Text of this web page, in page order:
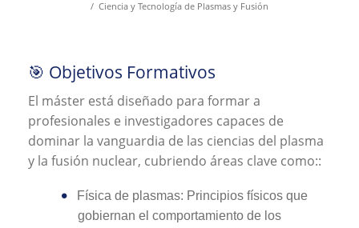
Ciencia y Tecnología de Plasmas y Fusión
🎯 Objetivos Formativos
El máster está diseñado para formar a
profesionales e investigadores capaces de
dominar la vanguardia de las ciencias del plasma
y la fusión nuclear, cubriendo áreas clave como::
Física de plasmas: Principios físicos que
gobiernan el comportamiento de los